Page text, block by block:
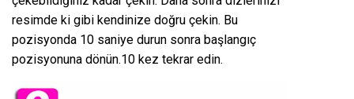
resimde ki gibi kendinize doğru çekin. Bu
pozisyonda 10 saniye durun sonra başlangıç
pozisyonuna dönün.10 kez tekrar edin.